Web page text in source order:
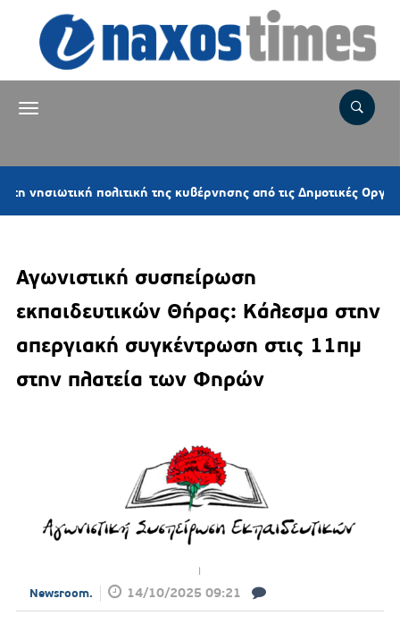
πολιτική της κυβέρνησης από τις Δημοτικές
Αγωνιστική συσπείρωση
εκπαιδευτικών Θήρας: Κάλεσμα στην
απεργιακή συγκέντρωση στις 11πμ
στην πλατεία των Φηρών
Newsroom. 14/10/2025 09:21